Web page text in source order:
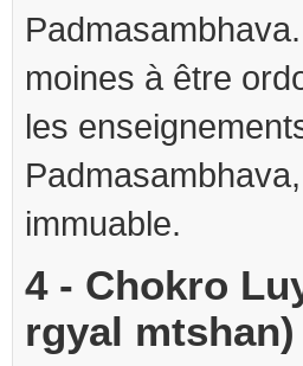
moines à être
les
immuable.
4 - Chokro
rgyal mtshan)